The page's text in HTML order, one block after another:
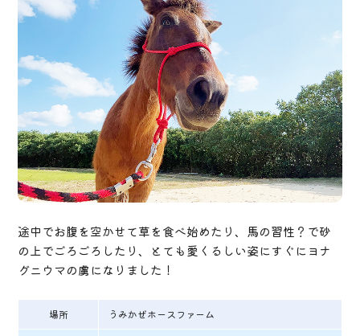
途中でお腹を空かせて草を食べ始めたり、馬の習性？で砂
の上でごろごろしたり、とても愛くるしい姿にすぐにヨナ
グニウマの虜になりました！
場所 うみかぜホースファーム